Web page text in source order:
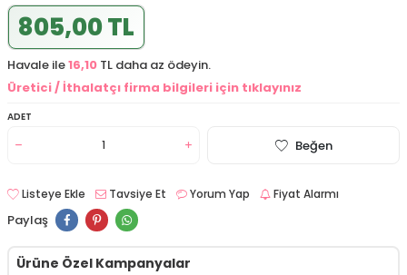
805,00 TL
Havale ile16,10 TL daha az ödeyin.
Üretici / İthalatçı firma bilgileri için tıklayınız
ADET
Beğen
Listeye Ekle Tavsiye Et Yorum Yap Fiyat Alarmı
Paylaş
Ürüne Özel Kampanyalar